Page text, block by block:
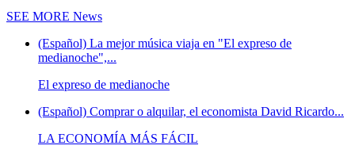
SEE MORE News
(Español) La mejor música viaja en "El expreso de
medianoche",...
El expreso de medianoche
(Español) Comprar o alquilar, el economista David Ricardo...
LA ECONOMÍA MÁS FÁCIL